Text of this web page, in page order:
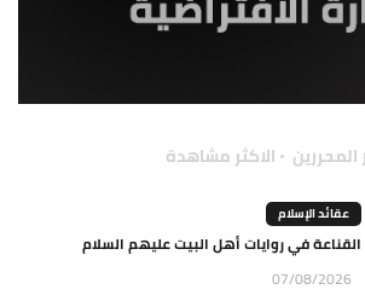
المحررين الاكثر مشاهدة
عقائد الإسلام
القناعة في روايات أهل البيت عليهم السلام
07/08/2026